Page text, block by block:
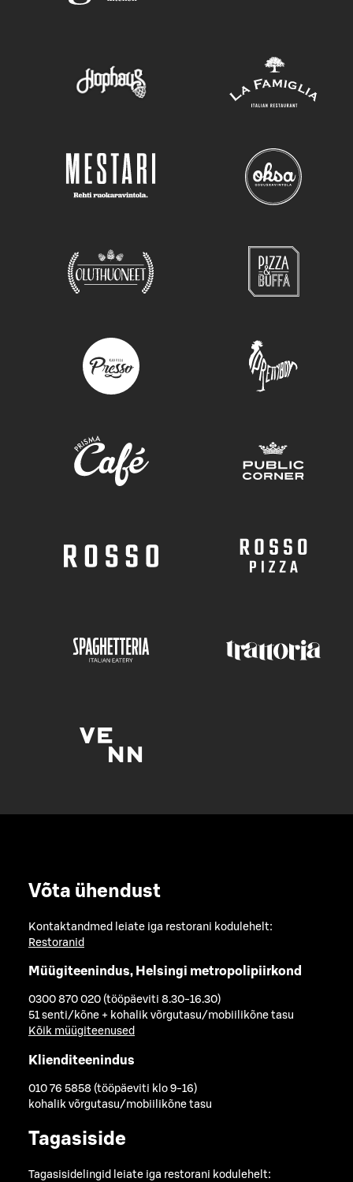
Võta ühendust
Kontaktandmed leiate iga restorani kodulehelt:
Restoranid
Müügiteenindus, Helsingi metropolipiirkond
0300 870 020 (tööpäeviti 8.30-16.30)
51 senti/kõne + kohalik võrgutasu/mobiilikõne tasu
Kõik müügiteenused
Klienditeenindus
010 76 5858 (tööpäeviti klo 9-16)
kohalik võrgutasu/mobiilikõne tasu
Tagasiside
Tagasisidelingid leiate iga restorani kodulehelt: